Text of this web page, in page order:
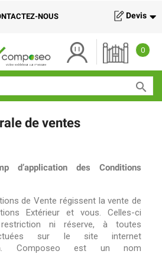
Devis
NOUS
0

de ventes
d’application des Conditions
de Vente régissent la vente de
Extérieur et vous. Celles-ci
restriction ni réserve, à toutes
sur le site internet
. Composeo est un nom